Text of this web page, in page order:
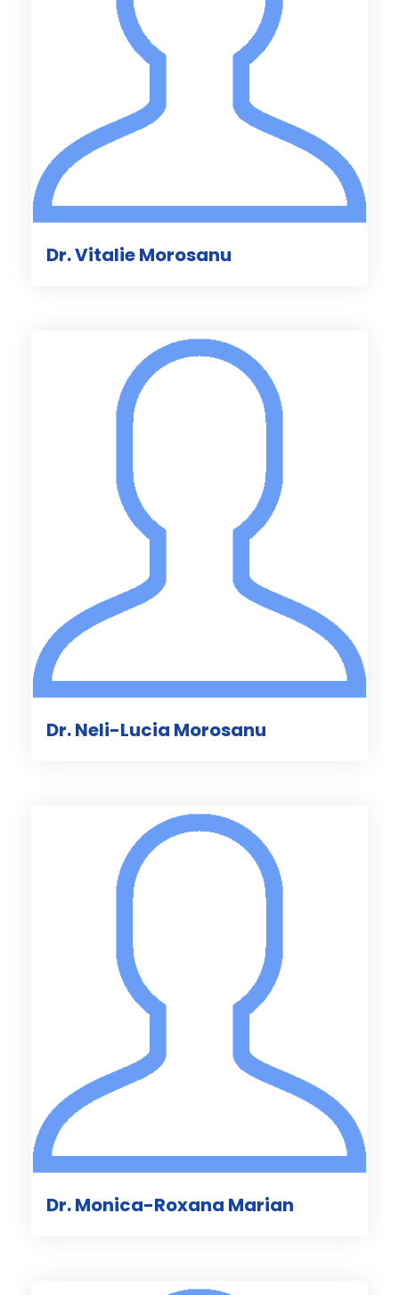
Dr. Vitalie Morosanu
Dr. Neli-Lucia Morosanu
Dr. Monica-Roxana Marian